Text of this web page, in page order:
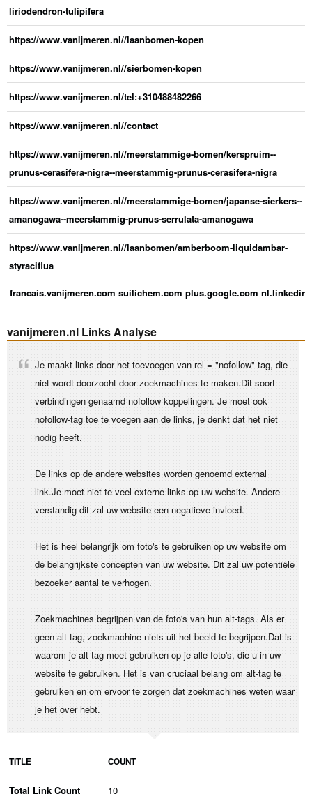
liriodendron-tulipifera
https://www.vanijmeren.nl//laanbomen-kopen
https://www.vanijmeren.nl//sierbomen-kopen
https://www.vanijmeren.nl/tel:+310488482266
https://www.vanijmeren.nl//contact
https://www.vanijmeren.nl//meerstammige-bomen/kerspruim--
prunus-cerasifera-nigra--meerstammig-prunus-cerasifera-nigra
https://www.vanijmeren.nl//meerstammige-bomen/japanse-sierkers--
amanogawa--meerstammig-prunus-serrulata-amanogawa
https://www.vanijmeren.nl//laanbomen/amberboom-liquidambar-
styraciflua
francais.vanijmeren.com suilichem.com plus.google.com
vanijmeren.nl Links Analyse
Je maakt links door het toevoegen van rel = "nofollow" tag, die
niet wordt doorzocht door zoekmachines te maken.Dit soort
verbindingen genaamd nofollow koppelingen. Je moet ook
nofollow-tag toe te voegen aan de links, je denkt dat het niet
nodig heeft.
De links op de andere websites worden genoemd external
link.Je moet niet te veel externe links op uw website. Andere
verstandig dit zal uw website een negatieve invloed.
Het is heel belangrijk om foto's te gebruiken op uw website om
de belangrijkste concepten van uw website. Dit zal uw potentiële
bezoeker aantal te verhogen.
Zoekmachines begrijpen van de foto's van hun alt-tags. Als er
geen alt-tag, zoekmachine niets uit het beeld te begrijpen.Dat is
waarom je alt tag moet gebruiken op je alle foto's, die u in uw
website te gebruiken. Het is van cruciaal belang om alt-tag te
gebruiken en om ervoor te zorgen dat zoekmachines weten waar
je het over hebt.
TITLE COUNT
Total Link Count 10